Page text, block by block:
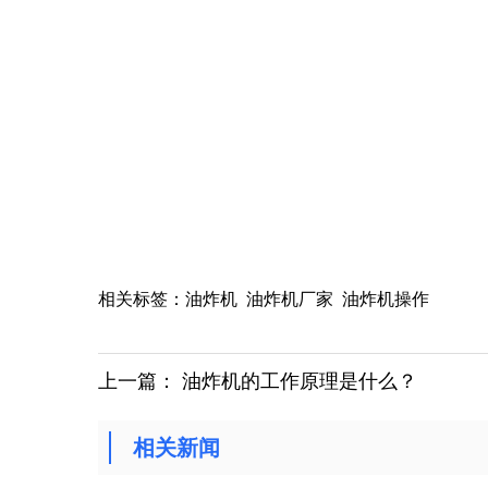
相关标签： 油炸机 油炸机厂家 油炸机操作
上一篇： 油炸机的工作原理是什么？
相关新闻